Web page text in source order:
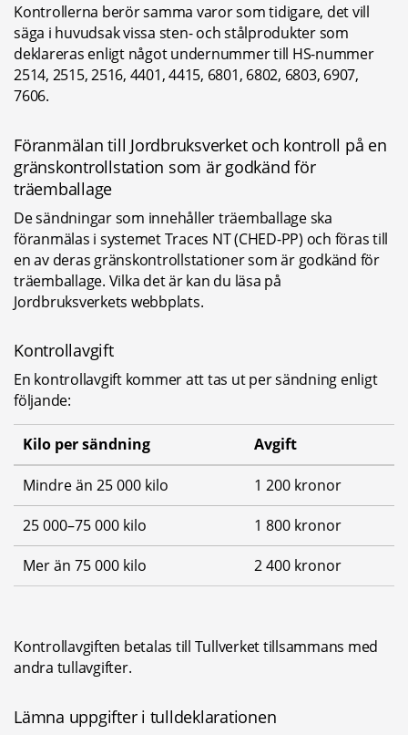
Kontrollerna berör samma varor som tidigare, det vill
säga i huvudsak vissa sten- och stålprodukter som
deklareras enligt något undernummer till HS-nummer
2514, 2515, 2516, 4401, 4415, 6801, 6802, 6803, 6907,
7606.
Föranmälan till Jordbruksverket och kontroll på en
gränskontrollstation som är godkänd för
träemballage
De sändningar som innehåller träemballage ska
föranmälas i systemet Traces NT (CHED-PP) och föras till
en av deras gränskontrollstationer som är godkänd för
träemballage. Vilka det är kan du läsa på
Jordbruksverkets webbplats.
Kontrollavgift
En kontrollavgift kommer att tas ut per sändning enligt
följande:
Kontrollavgift för kontroll av träemballage
Kilo per sändning Avgift
Mindre än 25 000 kilo
1 200 kronor
25 000–75 000 kilo
1 800 kronor
Mer än 75 000 kilo
2 400 kronor
Kontrollavgiften betalas till Tullverket tillsammans med
andra tullavgifter.
Lämna uppgifter i tulldeklarationen